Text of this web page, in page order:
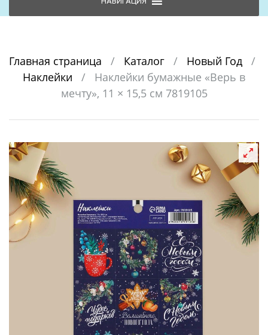
Главная страница / Каталог / Новый Год
/
Наклейки
/
Наклейки бумажные «Верь в
мечту», 11 × 15,5 см 7819105